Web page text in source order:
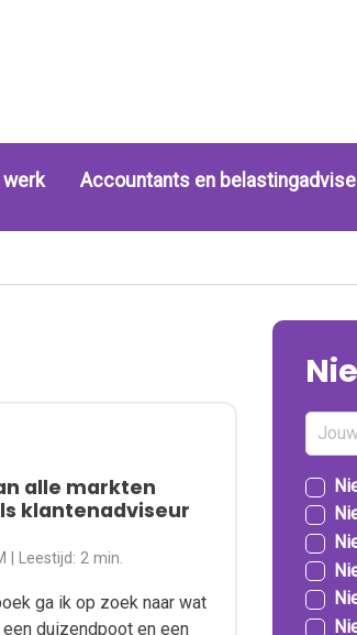
werk Accountants en
alle markten
klantenadviseur
| Leestijd: 2 min.
ga ik op zoek naar wat
duizendpoot en een